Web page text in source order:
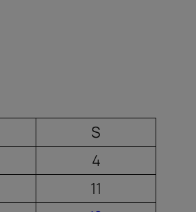
S
4
11